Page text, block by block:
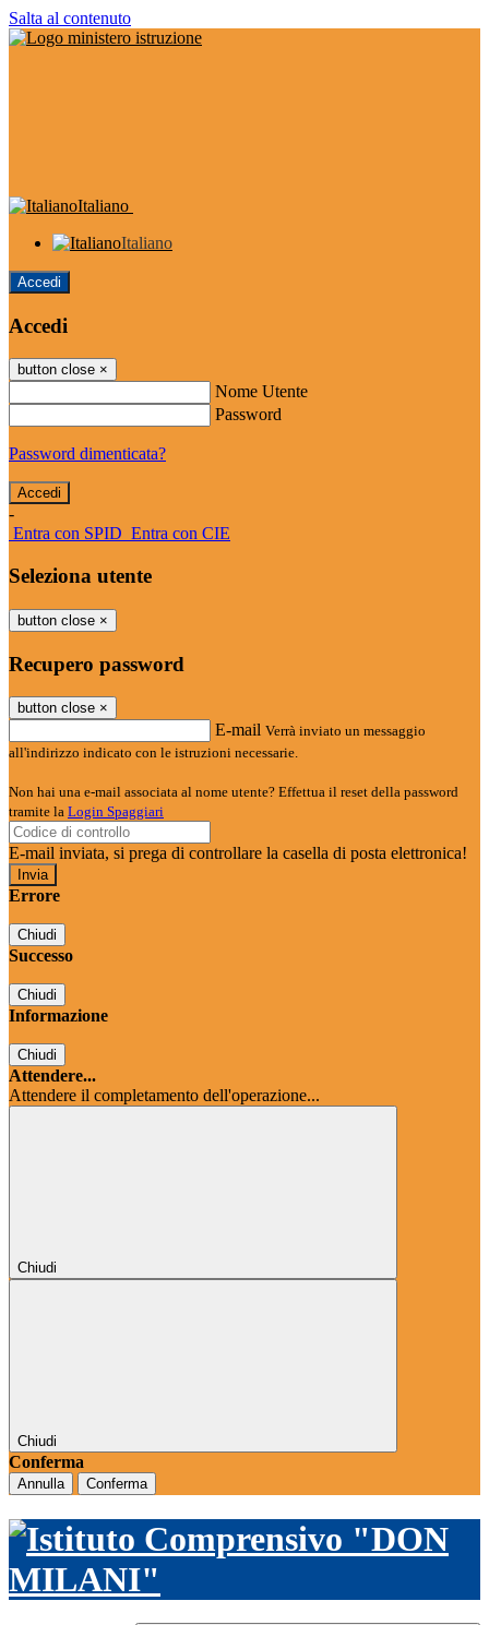
Salta al contenuto
Italiano
Italiano
Accedi
Accedi
button close ×
Nome Utente
Password
Password dimenticata?
-
Entra con SPID Entra con CIE
Seleziona utente
button close ×
Recupero password
button close ×
E-mail Verrà inviato un messaggio
all'indirizzo indicato con le istruzioni necessarie.
Non hai una e-mail associata al nome utente? Effettua il reset della password
tramite la Login Spaggiari
E-mail inviata, si prega di controllare la casella di posta elettronica!
Errore
Chiudi
Successo
Chiudi
Informazione
Chiudi
Attendere...
Attendere il completamento dell'operazione...
Chiudi
Chiudi
Conferma
Annulla Conferma